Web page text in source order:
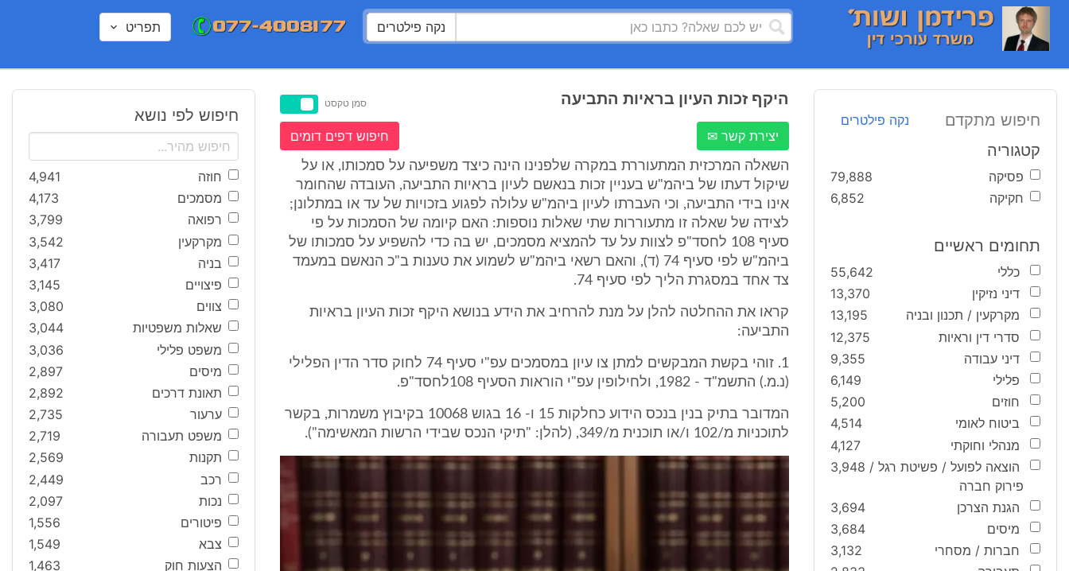
נקה פילטרים תפריט
חיפוש מתקדם נקה פילטרים
קטגוריה
פסיקה
79,888
חקיקה
6,852
תחומים ראשיים
כללי
55,642
דיני נזיקין
13,370
מקרקעין / תכנון ובניה
13,195
סדרי דין וראיות
12,375
דיני עבודה
9,355
פלילי
6,149
חוזים
5,200
ביטוח לאומי
4,514
מנהלי וחוקתי
4,127
הוצאה לפועל / פשיטת רגל /
פירוק חברה
3,948
הגנת הצרכן
3,694
מיסים
3,684
חברות / מסחרי
3,132
היקף זכות העיון בראיות התביעה סמן טקסט
יצירת קשר ✉ חיפוש דפים דומים
השאלה המרכזית המתעוררת במקרה שלפנינו הינה כיצד משפיעה על סמכותו, או על
שיקול דעתו של ביהמ"ש בעניין זכות בנאשם לעיון בראיות התביעה, העובדה שהחומר
אינו בידי התביעה, וכי העברתו לעיון ביהמ"ש עלולה לפגוע בזכויות של עד או במתלונן;
לצידה של שאלה זו מתעוררות שתי שאלות נוספות: האם קיומה של הסמכות על פי
סעיף 108 לחסד"פ לצוות על עד להמציא מסמכים, יש בה כדי להשפיע על סמכותו של
ביהמ"ש לפי סעיף 74 (ד), והאם רשאי ביהמ"ש לשמוע את טענות ב"כ הנאשם במעמד
צד אחד במסגרת הליך לפי סעיף 74.
קראו את ההחלטה להלן על מנת להרחיב את הידע בנושא היקף זכות העיון בראיות
התביעה:
1. זוהי בקשת המבקשים למתן צו עיון במסמכים עפ"י סעיף 74 לחוק סדר הדין הפלילי
(נ.מ.) התשמ"ד - 1982, ולחילופין עפ"י הוראות הסעיף 108לחסד"פ.
המדובר בתיק בנין בנכס הידוע כחלקות 15 ו- 16 בגוש 10068 בקיבוץ משמרות, בקשר
לתוכניות מ/102 ו/או תוכנית מ/349, (להלן: "תיקי הנכס שבידי הרשות המאשימה").
חיפוש לפי נושא
חוזה
4,941
מסמכים
4,173
רפואה
3,799
מקרקעין
3,542
בניה
3,417
פיצויים
3,145
צווים
3,080
שאלות משפטיות
3,044
משפט פלילי
3,036
מיסים
2,897
תאונת דרכים
2,892
ערעור
2,735
משפט תעבורה
2,719
תקנות
2,569
רכב
2,449
נכות
2,097
פיטורים
1,556
צבא
1,549
הצעות חוק
1,463